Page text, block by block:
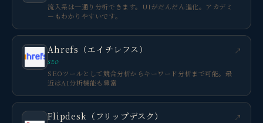
流入系は一通り分析できます。UIがだんだん進化。アカデミ
ーもわかりやすいです。
Ahrefs（エイチレフス）
SEO
SEOツールとして競合分析からキーワード分析まで可能。最
近はAI分析機能も豊富
↗
Flipdesk（フリップデスク） ↗